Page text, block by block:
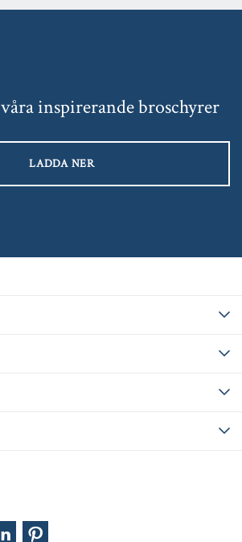
inspirerande broschyrer
LADDA NER